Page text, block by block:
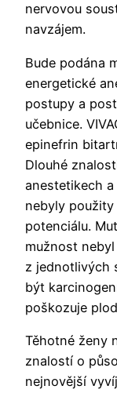
nervovou
navzájem.
Bude podána
energetické
postupy a
učebnice.
epinefrin
Dlouhé
anestetikech
nebyly
potenciálu.
mužnost
z jednotlivých
být
poškozuje
Těhotné ženy
znalostí o
nejnovější